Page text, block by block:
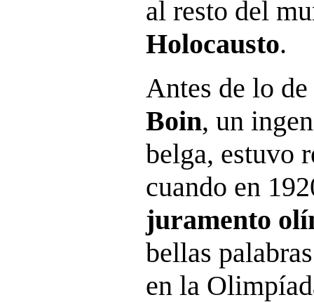
al resto del
Holocausto.
Antes de lo
Boin, un
belga, estuvo
cuando en
juramento
bellas
en la